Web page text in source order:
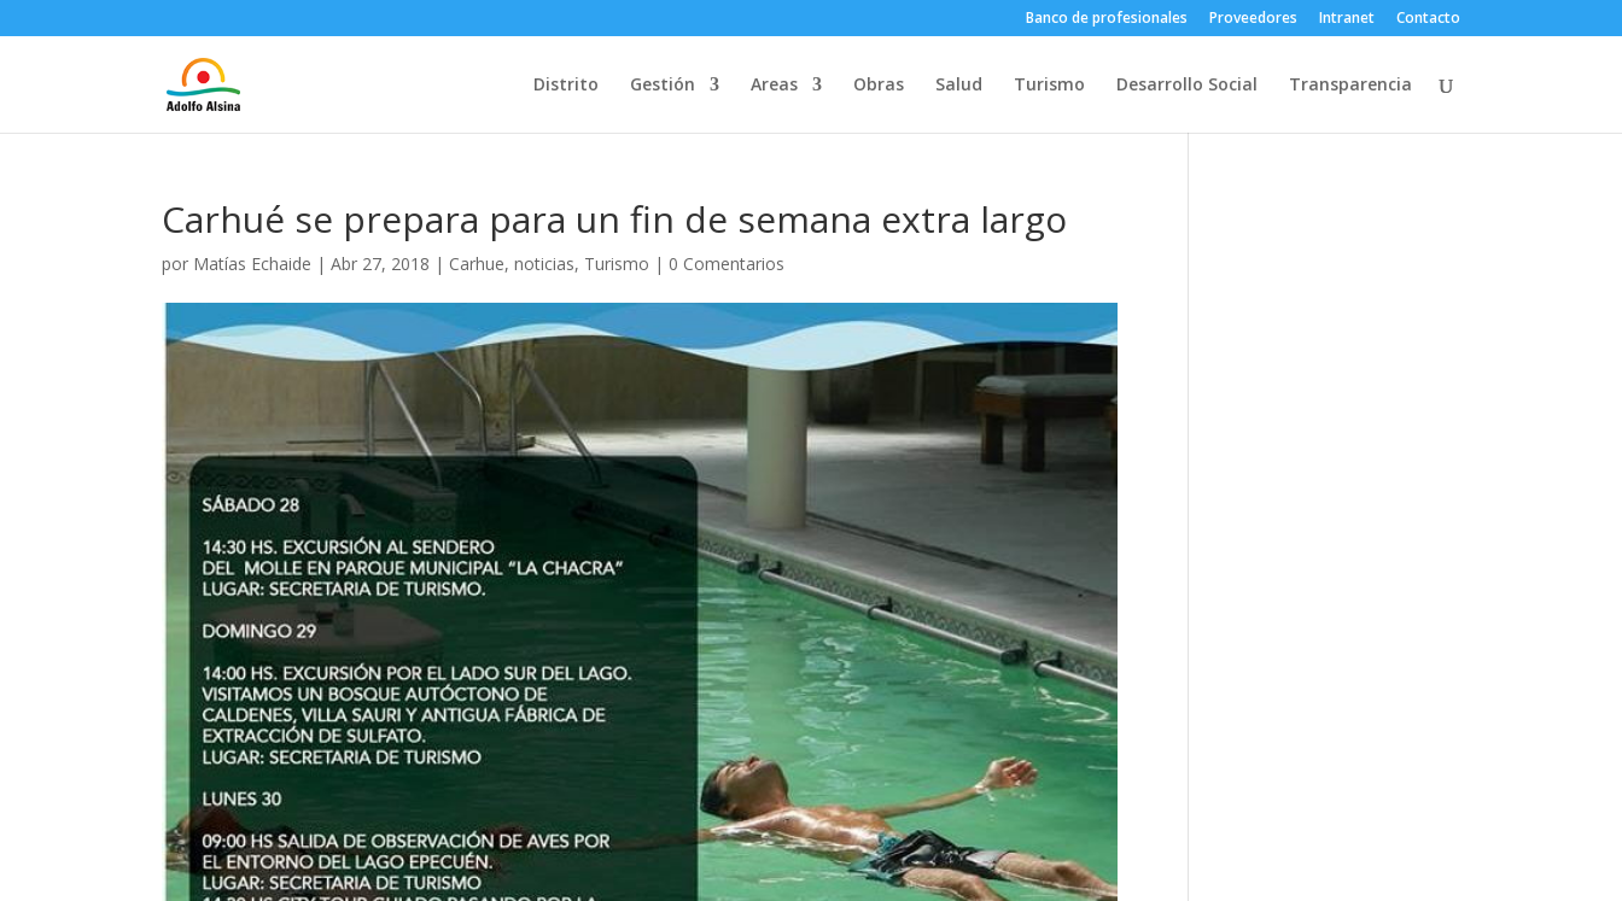
Banco de profesionales Proveedores Intranet Contacto
Distrito Gestión Areas Obras Salud Turismo Desarrollo Social Transparencia
Carhué se prepara para un fin de semana extra largo
por Matías Echaide |Abr 27, 2018 | Carhue,noticias, Turismo | 0 Comentarios